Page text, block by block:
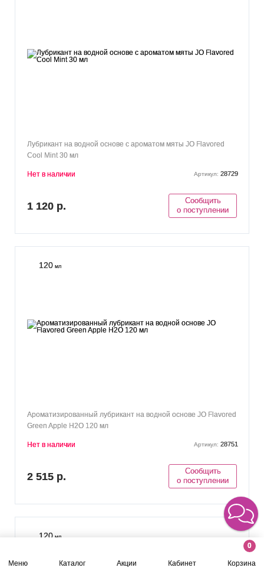
Меню Каталог Акции Кабинет
0
Корзина
Лубрикант на водной основе с ароматом мяты JO Flavored
Cool Mint 30 мл
Нет в наличии Артикул: 28729
1 120 р.
Сообщить
о поступлении
120 мл
Ароматизированный лубрикант на водной основе JO Flavored
Green Apple H2O 120 мл
Нет в наличии Артикул: 28751
2 515 р.
Сообщить
о поступлении
120 мл